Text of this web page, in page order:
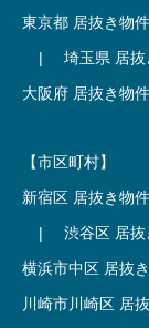
東京都 居抜き物件
|
埼玉県 居
大阪府 居抜き物件
【市区町村】
新宿区 居抜き物件
|
渋谷区 居
横浜市中区 居抜
川崎市川崎区 居